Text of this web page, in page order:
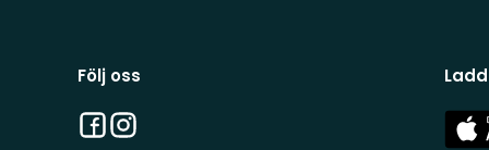
Följ oss
Facebook
Instagram
App
Store